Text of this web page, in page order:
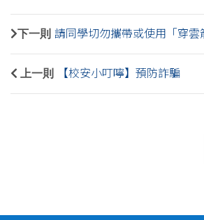
下一則 請同學切勿攜帶或使用「穿雲
上一則 【校安小叮嚀】預防詐騙